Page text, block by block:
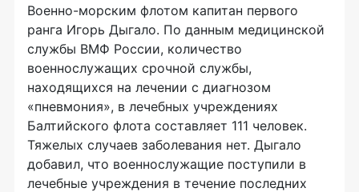
Военно-морским флотом капитан первого
ранга Игорь Дыгало. По данным медицинской
службы ВМФ России, количество
военнослужащих срочной службы,
находящихся на лечении с диагнозом
«пневмония», в лечебных учреждениях
Балтийского флота составляет 111 человек.
Тяжелых случаев заболевания нет. Дыгало
добавил, что военнослужащие поступили в
лечебные учреждения в течение последних